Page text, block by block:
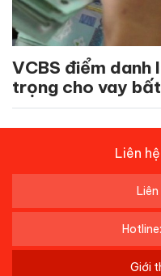
VCBS điểm
trọng cho vay
Liên
Giới